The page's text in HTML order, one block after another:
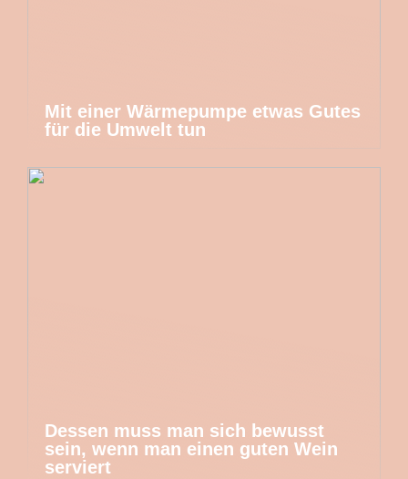
Mit einer Wärmepumpe etwas Gutes
für die Umwelt tun
Dessen muss man sich bewusst
sein, wenn man einen guten Wein
serviert